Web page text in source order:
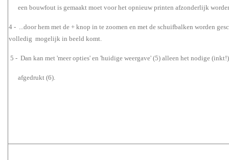
een bouwfout is gemaakt moet voor het opnieuw printen afzonderlijk
4 - ...door hem met de + knop in te zoomen en met de schuifbalken
volledig mogelijk in beeld komt.
5 - Dan kan met 'meer opties' en 'huidige weergave' (5) alleen het nodige
afgedrukt (6).